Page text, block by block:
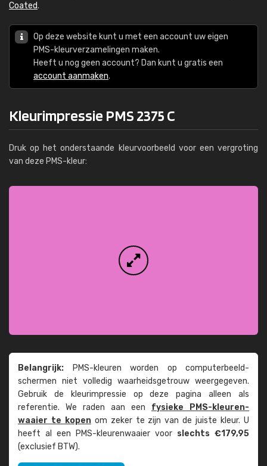
Coated.
Op deze website kunt u met een account uw eigen
PMS-kleurverzamelingen maken.
Heeft u nog geen account? Dan kunt u gratis een
account aanmaken.
Kleurimpressie PMS 2375 C
Druk op het onderstaande kleurvoorbeeld voor een vergroting
van deze PMS-kleur:
Belangrijk: PMS-kleuren worden op computer­beeld­
schermen niet volledig waarheids­­getrouw weer­gegeven.
Gebruik de kleur­impressie op deze pagina alleen als
referentie. We raden aan een fysieke PMS-kleuren­
waaier te kopenom zeker te zijn van de juiste kleur. U
heeft al een PMS-kleuren­waaier voor slechts €179,95
(exclusief BTW).